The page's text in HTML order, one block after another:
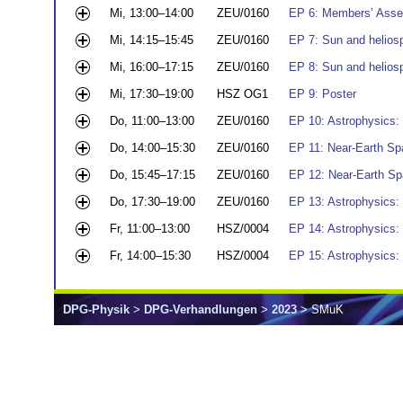
Mi, 13:00–14:00
ZEU/0160
EP 6: Members’
Mi, 14:15–15:45
ZEU/0160
EP 7: Sun and
Mi, 16:00–17:15
ZEU/0160
EP 8: Sun and
Mi, 17:30–19:00
HSZ OG1
EP 9: Poster
Do, 11:00–13:00
ZEU/0160
EP 10:
Do, 14:00–15:30
ZEU/0160
EP 11: Near-Earth
Do, 15:45–17:15
ZEU/0160
EP 12: Near-Earth
Do, 17:30–19:00
ZEU/0160
EP 13:
Fr, 11:00–13:00
HSZ/0004
EP 14:
Fr, 14:00–15:30
HSZ/0004 EP 15: Astrophysics:
DPG-Physik > DPG-Verhandlungen > 2023> SMuK